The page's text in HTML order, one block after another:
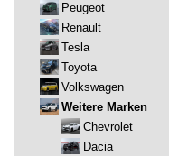
Peugeot
Renault
Tesla
Toyota
Volkswagen
Weitere Marken
Chevrolet
Dacia